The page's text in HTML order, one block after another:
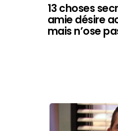
13 choses
amie désire
mais n’ose